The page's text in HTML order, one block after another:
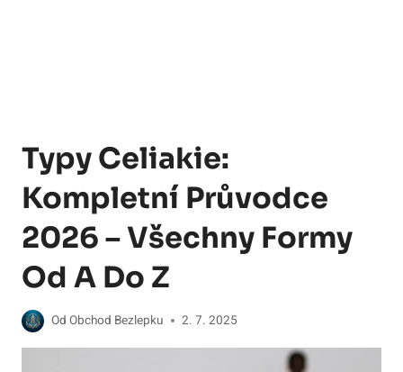
Typy Celiakie:
Kompletní Průvodce
2026 – Všechny Formy
Od A Do Z
Od Obchod Bezlepku 2. 7. 2025